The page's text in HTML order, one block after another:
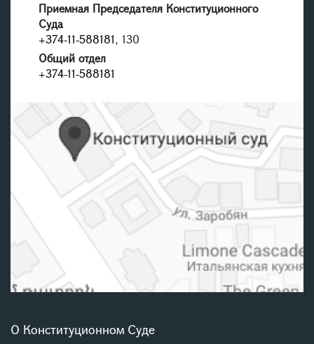
Приемная Председателя Конституционного
Суда
+374-11-588181, 130
Общий отдел
+374-11-588181
О Конституционном Суде